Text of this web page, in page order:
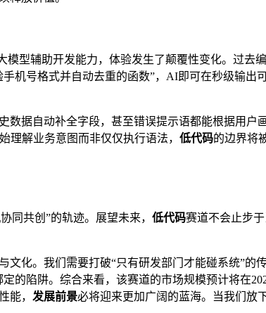
型辅助开发能力，体验发生了颠覆性变化。过去
机号格式并自动去重的函数”，AI即可在秒级输出
据自动补全字段，甚至错误提示语都能根据用户
理解业务意图而非仅仅执行语法， 低代码的边界将
同共创”的轨迹。展望未来， 低代码赛道不会止步
化。我们需要打破“只有研发部门才能碰系统”的
的陷阱。综合来看，该赛道的市场规模预计将在
能， 发展前景必将迎来更加广阔的蓝海。当我们放